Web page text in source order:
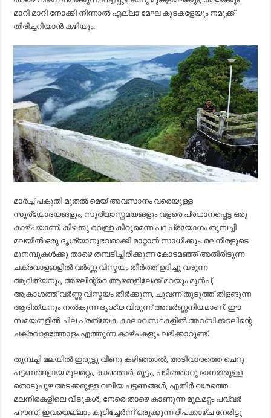
മാറി മാറി നോക്കി നിന്നാൽ എല്ലാ മേഘ കുടകളേയും നമുക്ക്
തിരിച്ചറിയാൻ കഴിയും.
മാർച്ച് പകുതി മുതൽ മെയ് അവസാനം വരെയുള്ള
സൂര്യോദയങളും, സൂര്യാസ്തമയങളും വളരെ പ്രധാനപ്പെട്ട ഒരു
കാഴ്ചയാണ്. കിഴക്കു വെള്ള കീറുമെന്ന പദ പ്രയോഗം തുമ്പച്ചി
മലയിൽ ഒരു ദൃശ്യാനുഭവമാക്കി മാറ്റാൻ സാധിക്കും. മലനിരളുടെ
മുനമ്പുകൾക്കു താഴെ തമ്പടിച്ചിരിക്കുന്ന കോടമഞ്ഞ് അതിരിടുന്ന
ചക്രവാളങളിൽ വർണ്ണ വിസ്മയം തീർത്ത് ഉദിച്ചു വരുന്ന
ആദിത്യനും, അഴലിന്റ്റെ ആഴങളിലേക്ക് മറയും മുൻപ്,
ആകാശത്ത് വർണ്ണ വിസ്മയം തീർക്കുന്ന, ചുവന്ന് തുടുത്ത് തിളങുന്ന
ആദിത്യനും നൽകുന്ന ദൃശ്യ വിരുന്ന് അവർണ്ണനിയമാണ്. ഈ
സമയങളിൽ ചില പ്രത്യേക കാലാവസ്ഥകളിൽ അറബിക്കടലിന്റെ
ചക്രവാളത്തോളം എത്തുന്ന കാഴ്ചകളും ലഭിക്കാറുണ്ട്.
തുമ്പച്ചി മലയിൽ ഇരുട്ടു വീണു കഴിഞ്ഞാൽ, അടിവാരത്തെ ചെറു
പട്ടണങ്ങളായ മൂലമറ്റം, കാഞ്ഞാർ, മുട്ടം, പടിഞ്ഞാറു ഭാഗത്തുള്ള
തൊടുപുഴ അടക്കമുള്ള വലിയ പട്ടണങ്ങൾ, എതിർ വശത്തെ
മലനിരകളിലെ വീടുകൾ, നേരെ താഴെ കാണുന്ന മൂലമറ്റം പവ്വർ
ഹൗസ്, ഇവയെല്ലാം കൂടിച്ചേർന്ന് ഒരുക്കുന്ന ദീപക്കാഴ്ച നേരിട്ടു